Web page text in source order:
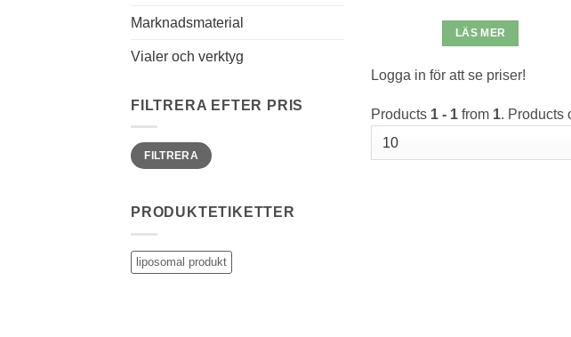
Marknadsmaterial
Vialer och verktyg
FILTRERA EFTER PRIS
Min
pris
Max
prisFILTRERA
PRODUKTETIKETTER
liposomal produkt
LÄS MER
Logga in för att se priser!
Products 1 - 1 from 1. Products